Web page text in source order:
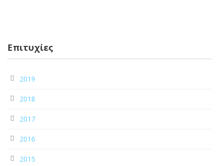
Επιτυχίες
2019
2018
2017
2016
2015